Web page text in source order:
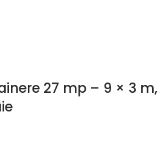
27 mp – 9 × 3 m,